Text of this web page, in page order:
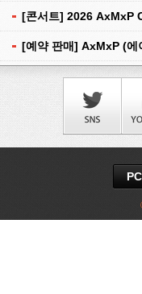
[콘서트] 2026 AxMxP